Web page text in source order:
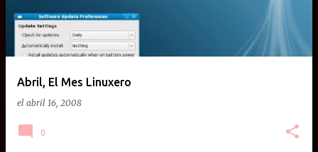
Abril, El Mes Linuxero
el abril 16, 2008
0